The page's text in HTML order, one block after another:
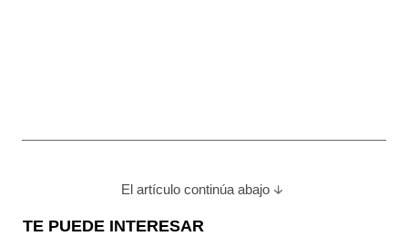
El artículo continúa abajo
TE PUEDE INTERESAR